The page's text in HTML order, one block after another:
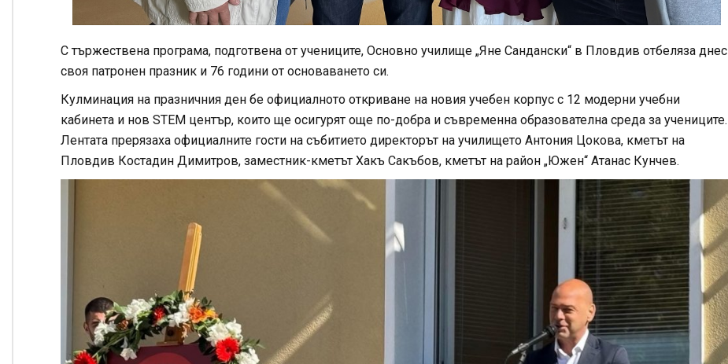
С тържествена програма, подготвена от учениците, Основно училище „Яне Сандански“ в Пловдив отбеляза днес
своя патронен празник и 76 години от основаването си.
Кулминация на празничния ден бе официалното откриване на новия учебен корпус с 12 модерни учебни
кабинета и нов STEM център, които ще осигурят още по-добра и съвременна образователна среда за учениците.
Лентата прерязаха официалните гости на събитието директорът на училището Антония Цокова, кметът на
Пловдив Костадин Димитров, заместник-кметът Хакъ Сакъбов, кметът на район „Южен“ Атанас Кунчев.